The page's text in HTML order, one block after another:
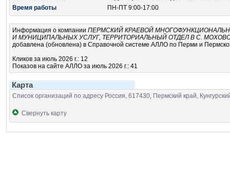
Время работы
ПН-ПТ 9:00-17:00
Информация о компании ПЕРМСКИЙ КРАЕВОЙ
И МУНИЦИПАЛЬНЫХ УСЛУГ, ТЕРРИТОРИАЛЬНЫЙ ОТДЕЛ В С.
добавлена (обновлена) в Справочной системе АЛЛО по Перми и
Кликов за июль 2026 г.: 12
Показов на сайте АЛЛО за июль 2026 г.: 41
Карта
Список организаций по адресу Россия, 617430, Пермский край,
Свернуть карту